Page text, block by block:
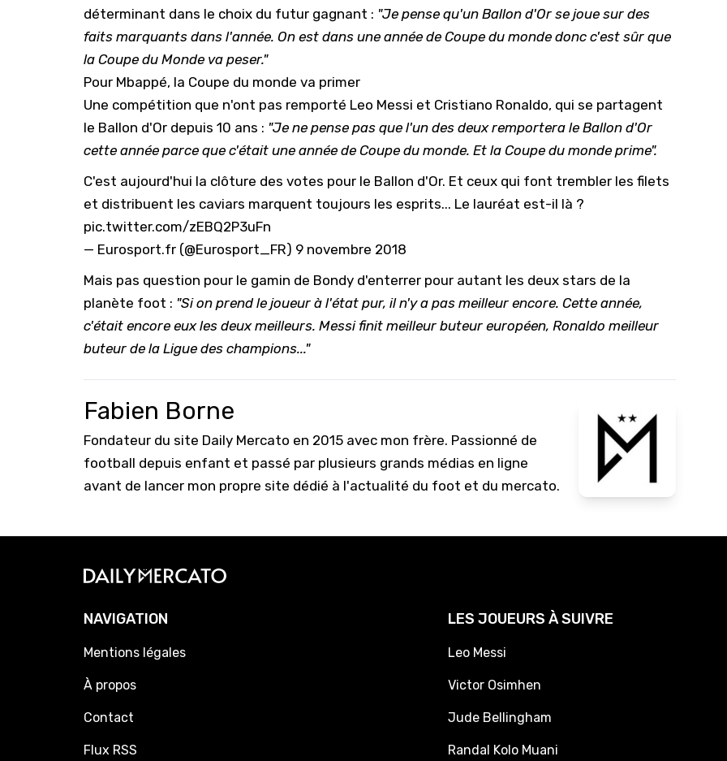
déterminant dans le choix du futur gagnant : "Je pense qu'un Ballon d'Or se joue sur des
faits marquants dans l'année. On est dans une année de Coupe du monde donc c'est sûr que
la Coupe du Monde va peser."
Pour Mbappé, la Coupe du monde va primer
Une compétition que n'ont pas remporté Leo Messi et Cristiano Ronaldo, qui se partagent
le Ballon d'Or depuis 10 ans : "Je ne pense pas que l'un des deux remportera le Ballon d'Or
cette année parce que c'était une année de Coupe du monde. Et la Coupe du monde prime".
C'est aujourd'hui la clôture des votes pour le Ballon d'Or. Et ceux qui font trembler les filets
et distribuent les caviars marquent toujours les esprits... Le lauréat est-il là ?
pic.twitter.com/zEBQ2P3uFn
— Eurosport.fr (@Eurosport_FR) 9 novembre 2018
Mais pas question pour le gamin de Bondy d'enterrer pour autant les deux stars de la
planète foot : "Si on prend le joueur à l'état pur, il n'y a pas meilleur encore. Cette année,
c'était encore eux les deux meilleurs. Messi finit meilleur buteur européen, Ronaldo meilleur
buteur de la Ligue des champions..."
Fabien Borne
Fondateur du site Daily Mercato en 2015 avec mon frère. Passionné de
football depuis enfant et passé par plusieurs grands médias en ligne
avant de lancer mon propre site dédié à l'actualité du foot et du mercato.
NAVIGATION
Mentions légales
À propos
Contact
Flux RSS
LES JOUEURS À SUIVRE
Leo Messi
Victor Osimhen
Jude Bellingham
Randal Kolo Muani